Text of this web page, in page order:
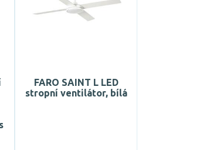
FARO SAINT L LED
stropní ventilátor, bílá